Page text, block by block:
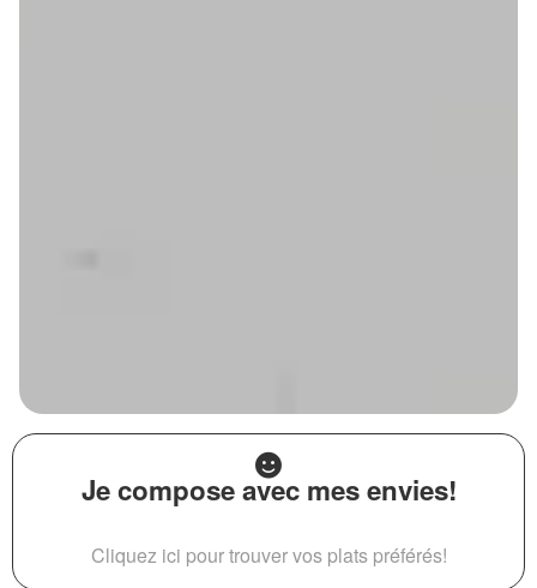
Je compose avec mes envies!
Cliquez ici pour trouver vos plats préférés!